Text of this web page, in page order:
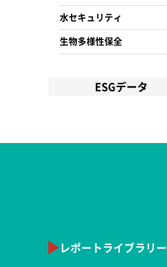
水セキュリティ
生物多様性保全
ESGデータ
レポートライブラリー